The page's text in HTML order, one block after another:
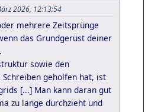
2026, 12:13:54
mehrere Zeitsprünge
das Grundgerüst deiner
sowie den
geholfen hat, ist
[...] Man kann daran gut
zu lange durchzieht und